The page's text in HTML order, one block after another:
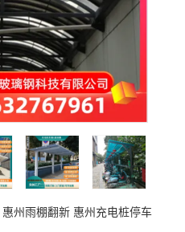
惠州雨棚翻新 惠州充电桩停车